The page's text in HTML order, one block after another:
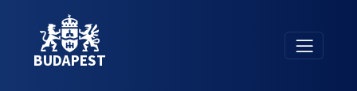
BUDAPEST